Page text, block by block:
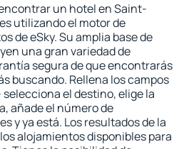
un hotel en Saint-
utilizando el motor de
de eSky. Su amplia base de
una gran variedad de
segura de que encontrarás
buscando. Rellena los campos
el destino, elige la
añade el número de
y ya está. Los resultados de la
alojamientos disponibles para